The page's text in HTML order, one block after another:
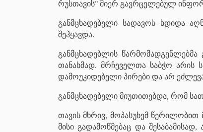
რუსთავის" მიერ გავრცელებულ
განმცხადებელი სადავოს ხდიდა
შეჰყავდა.
განმცხადებლის
თანახმად. მრჩეველთა საბჭო არის
დამოუკიდებელი პირები და არ
განმცხადებელი მიუთითებდა, რომ
თავის მხრივ, მოპასუხემ
მისი გადამოწმებაც და